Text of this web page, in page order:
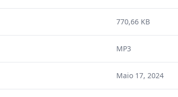
770,66 KB
MP3
Maio 17, 2024